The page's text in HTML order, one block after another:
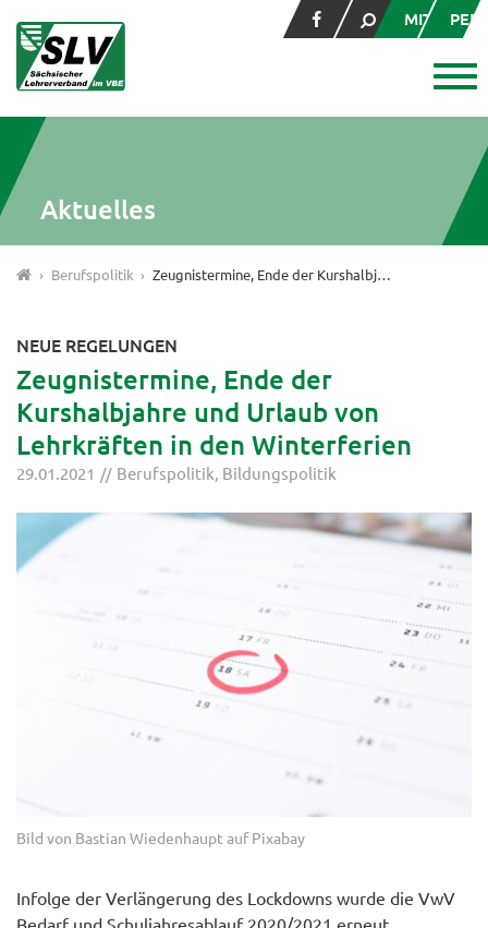
MITGLIED
Aktuelles
Berufspolitik Zeugnistermine, Ende der Kurshalbjahre und Urlaub von Lehrkräften in den Winterferien
NEUE REGELUNGEN
Zeugnistermine, Ende der
Kurshalbjahre und Urlaub von
Lehrkräften in den Winterferien
29.01.2021 Berufspolitik Bildungspolitik
Bild von Bastian Wiedenhaupt auf Pixabay
Infolge der Verlängerung des Lockdowns wurde die VwV
Bedarf und Schuljahresablauf 2020/2021 erneut